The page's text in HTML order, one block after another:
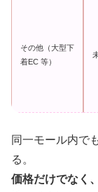
その他（大型下
着EC 等）
同一モール内で
る。
価格だけでなく